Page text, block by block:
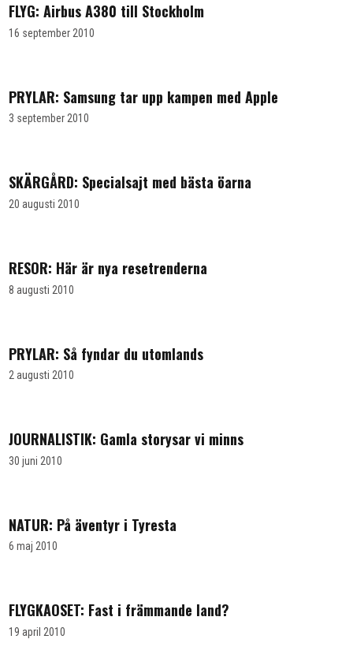
FLYG: Airbus A380 till Stockholm
16 september 2010
PRYLAR: Samsung tar upp kampen med Apple
3 september 2010
SKÄRGÅRD: Specialsajt med bästa öarna
20 augusti 2010
RESOR: Här är nya resetrenderna
8 augusti 2010
PRYLAR: Så fyndar du utomlands
2 augusti 2010
JOURNALISTIK: Gamla storysar vi minns
30 juni 2010
NATUR: På äventyr i Tyresta
6 maj 2010
FLYGKAOSET: Fast i främmande land?
19 april 2010